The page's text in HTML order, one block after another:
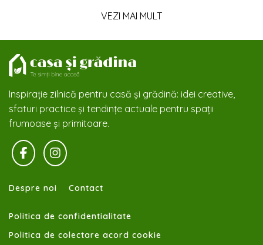
VEZI MAI MULT
Inspirație zilnică pentru casă și grădină: idei creative,
sfaturi practice și tendințe actuale pentru spații
frumoase și primitoare.
Despre noi Contact
Politica de confidentialitate
Politica de colectare acord cookie